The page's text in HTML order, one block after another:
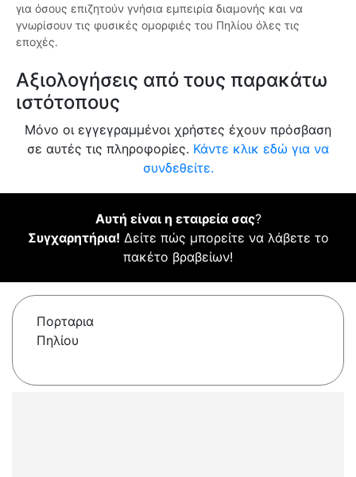
για όσους επιζητούν γνήσια εμπειρία διαμονής και να
γνωρίσουν τις φυσικές ομορφιές του Πηλίου όλες τις
εποχές.
Αξιολογήσεις από τους παρακάτω
ιστότοπους
Μόνο οι εγγεγραμμένοι χρήστες έχουν πρόσβαση
σε αυτές τις πληροφορίες. Κάντε κλικ εδώ για να
συνδεθείτε.
Αυτή είναι η εταιρεία σας?
Συγχαρητήρια! Δείτε πώς μπορείτε να λάβετε το
πακέτο βραβείων!
Πορταρια
Πηλίου